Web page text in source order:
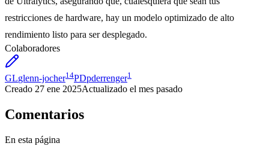
restricciones de hardware, hay un modelo optimizado de alto
rendimiento listo para ser desplegado.
Colaboradores
GLglenn-jocher14PDpderrenger1
Creado 27 ene 2025Actualizado el mes pasado
Comentarios
En esta página